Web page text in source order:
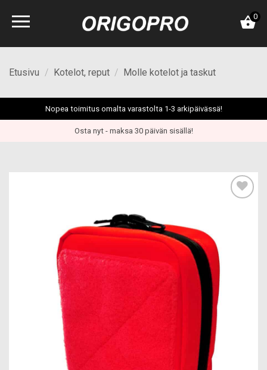
0
Etusivu / Kotelot, reput / Molle kotelot ja taskut
Nopea toimitus omalta varastolta 1-3 arkipäivässä!
Osta nyt - maksa 30 päivän sisällä!